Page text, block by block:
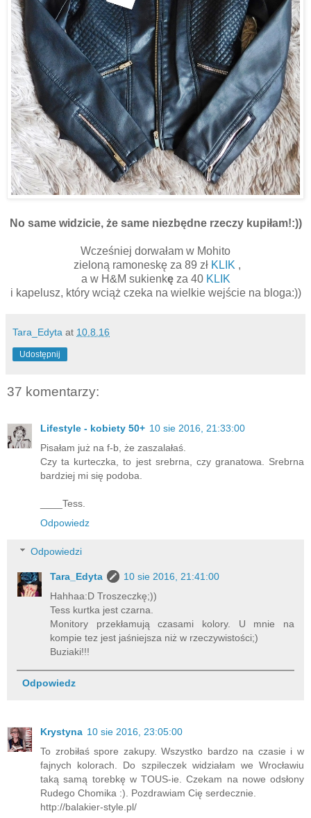
No same widzicie, że same niezbędne rzeczy kupiłam!:))
Wcześniej dorwałam w Mohito
zieloną ramoneskę za 89 zł KLIK ,
a w H&M sukienkęza 40KLIK
i kapelusz, który wciąż czeka na wielkie wejście na bloga:))
Tara_Edyta at 10.8.16
Udostępnij
37 komentarzy:
Lifestyle - kobiety 50+ 10 sie 2016, 21:33:00
Pisałam już na f-b, że zaszalałaś.
Czy ta kurteczka, to jest srebrna, czy granatowa. Srebrna
bardziej mi się podoba.
____Tess.
Odpowiedz
Odpowiedzi
Tara_Edyta
10 sie 2016, 21:41:00
Hahhaa:D Troszeczkę;))
Tess kurtka jest czarna.
Monitory przekłamują czasami kolory. U mnie na
kompie tez jest jaśniejsza niż w rzeczywistości;)
Buziaki!!!
Odpowiedz
Krystyna 10 sie 2016, 23:05:00
To zrobiłaś spore zakupy. Wszystko bardzo na czasie i w
fajnych kolorach. Do szpileczek widziałam we Wrocławiu
taką samą torebkę w TOUS-ie. Czekam na nowe odsłony
Rudego Chomika :). Pozdrawiam Cię serdecznie.
http://balakier-style.pl/